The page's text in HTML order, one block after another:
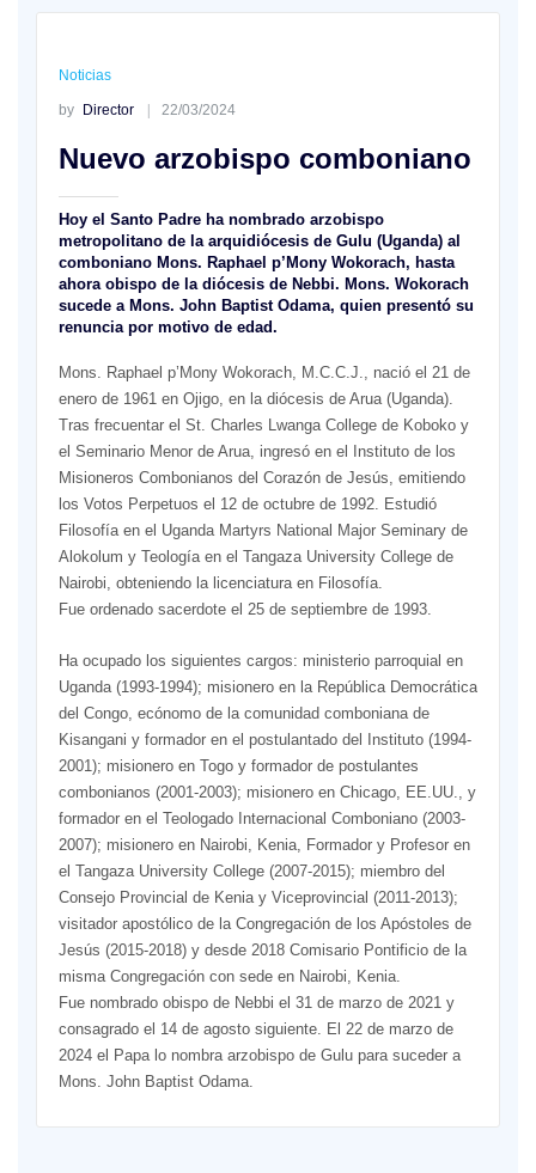
Noticias
by Director 22/03/2024
Nuevo arzobispo comboniano
Hoy el Santo Padre ha nombrado arzobispo
metropolitano de la arquidiócesis de Gulu (Uganda) al
comboniano Mons. Raphael p’Mony Wokorach, hasta
ahora obispo de la diócesis de Nebbi. Mons. Wokorach
sucede a Mons. John Baptist Odama, quien presentó su
renuncia por motivo de edad.
Mons. Raphael p’Mony Wokorach, M.C.C.J., nació el 21 de
enero de 1961 en Ojigo, en la diócesis de Arua (Uganda).
Tras frecuentar el St. Charles Lwanga College de Koboko y
el Seminario Menor de Arua, ingresó en el Instituto de los
Misioneros Combonianos del Corazón de Jesús, emitiendo
los Votos Perpetuos el 12 de octubre de 1992. Estudió
Filosofía en el Uganda Martyrs National Major Seminary de
Alokolum y Teología en el Tangaza University College de
Nairobi, obteniendo la licenciatura en Filosofía.
Fue ordenado sacerdote el 25 de septiembre de 1993.
Ha ocupado los siguientes cargos: ministerio parroquial en
Uganda (1993-1994); misionero en la República Democrática
del Congo, ecónomo de la comunidad comboniana de
Kisangani y formador en el postulantado del Instituto (1994-
2001); misionero en Togo y formador de postulantes
combonianos (2001-2003); misionero en Chicago, EE.UU., y
formador en el Teologado Internacional Comboniano (2003-
2007); misionero en Nairobi, Kenia, Formador y Profesor en
el Tangaza University College (2007-2015); miembro del
Consejo Provincial de Kenia y Viceprovincial (2011-2013);
visitador apostólico de la Congregación de los Apóstoles de
Jesús (2015-2018) y desde 2018 Comisario Pontificio de la
misma Congregación con sede en Nairobi, Kenia.
Fue nombrado obispo de Nebbi el 31 de marzo de 2021 y
consagrado el 14 de agosto siguiente. El 22 de marzo de
2024 el Papa lo nombra arzobispo de Gulu para suceder a
Mons. John Baptist Odama.